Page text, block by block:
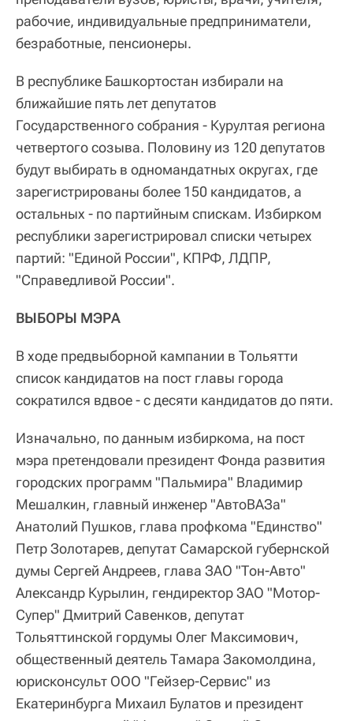
рабочие, индивидуальные предприниматели,
безработные, пенсионеры.
В республике Башкортостан избирали на
ближайшие пять лет депутатов
Государственного собрания - Курултая региона
четвертого созыва. Половину из 120 депутатов
будут выбирать в одномандатных округах, где
зарегистрированы более 150 кандидатов, а
остальных - по партийным спискам. Избирком
республики зарегистрировал списки четырех
партий: "Единой России", КПРФ, ЛДПР,
"Справедливой России".
ВЫБОРЫ МЭРА
В ходе предвыборной кампании в Тольятти
список кандидатов на пост главы города
сократился вдвое - с десяти кандидатов до пяти.
Изначально, по данным избиркома, на пост
мэра претендовали президент Фонда развития
городских программ "Пальмира" Владимир
Мешалкин, главный инженер "АвтоВАЗа"
Анатолий Пушков, глава профкома "Единство"
Петр Золотарев, депутат Самарской губернской
думы Сергей Андреев, глава ЗАО "Тон-Авто"
Александр Курылин, гендиректор ЗАО "Мотор-
Супер" Дмитрий Савенков, депутат
Тольяттинской гордумы Олег Максимович,
общественный деятель Тамара Закомолдина,
юрисконсульт ООО "Гейзер-Сервис" из
Екатеринбурга Михаил Булатов и президент